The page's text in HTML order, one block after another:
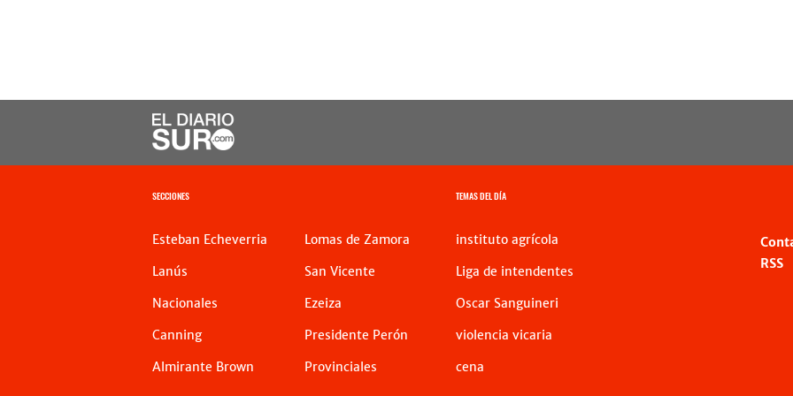
SECCIONES
Esteban Echeverria
Lanús
Nacionales
Canning
Almirante Brown
Lomas de Zamora
San Vicente
Ezeiza
Presidente Perón
Provinciales
TEMAS DEL DÍA
instituto agrícola
Liga de intendentes
Oscar Sanguineri
violencia vicaria
cena
RSS